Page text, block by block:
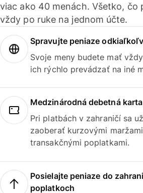
viac ako 40 menách. Všetko, čo
vždy po ruke na jednom účte.
Spravujte peniaze
Svoje meny budete mať
ich rýchlo prevádzať na iné
Medzinárodná debetná karta
Pri platbách v zahraničí sa
zaoberať kurzovými
transakčnými poplatkami.
Posielajte peniaze do
poplatkoch